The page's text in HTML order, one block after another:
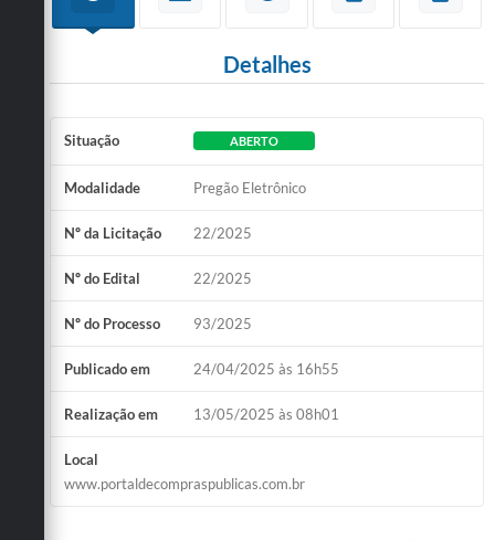
Legislação
Notícias
Conselho Tutelar.
Carta de Serviços
Obras
Emprega
Detalhes
Situação ABERTO
Modalidade Pregão Eletrônico
Nº da Licitação 22/2025
Nº do Edital 22/2025
Nº do Processo 93/2025
Publicado em 24/04/2025 às 16h55
Realização em 13/05/2025 às 08h01
Local
www.portaldecompraspublicas.com.br